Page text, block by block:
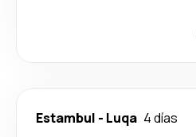
Estambul - Luqa 4 días